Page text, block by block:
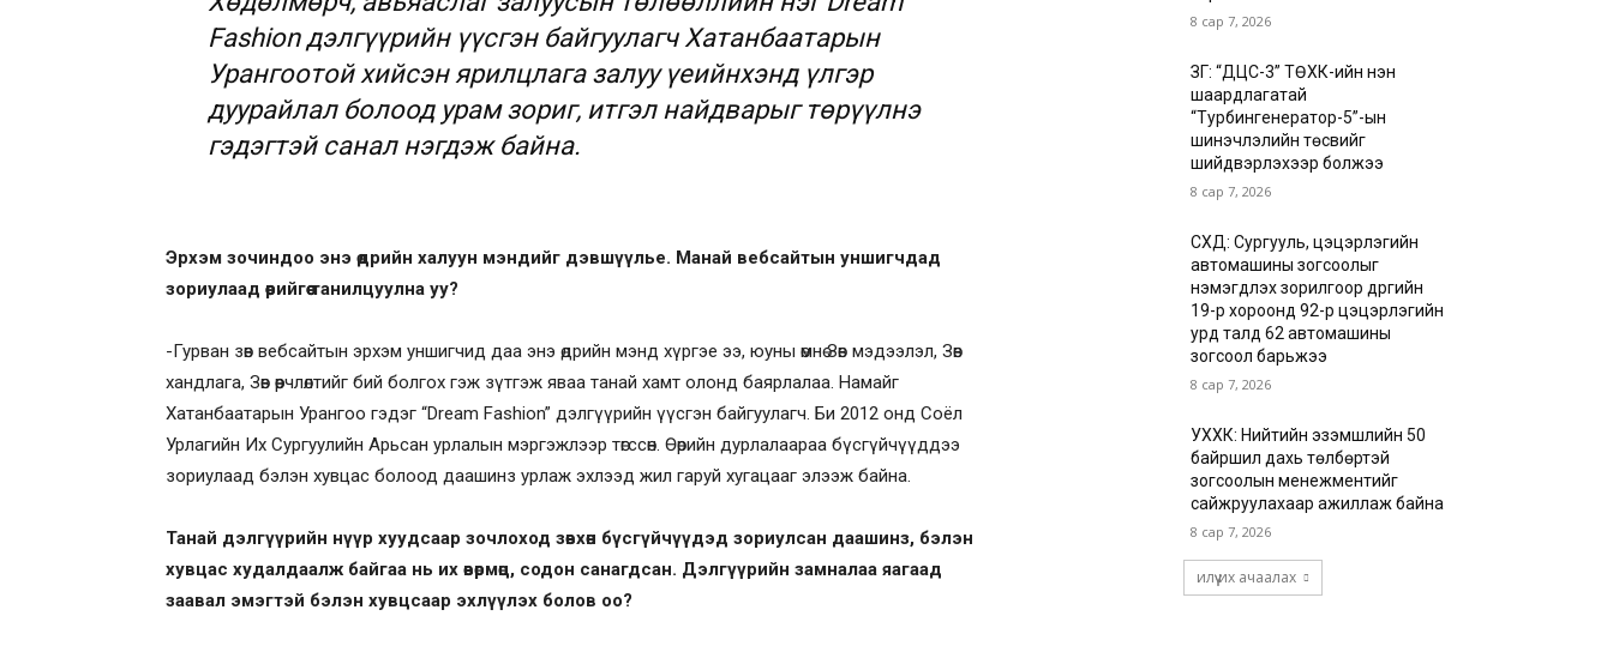
Fashion дэлгүүрийн үүсгэн байгуулагч Хатанбаатарын
Урангоотой хийсэн ярилцлага залуу үеийнхэнд үлгэр
дуурайлал болоод урам зориг, итгэл найдварыг төрүүлнэ
гэдэгтэй санал нэгдэж байна.
Эрхэм зочиндоо энэ өдрийн халуун мэндийг дэвшүүлье. Манай вебсайтын уншигчдад
зориулаад өөрийгөө танилцуулна уу?
-Гурван зөв вебсайтын эрхэм уншигчид даа энэ өдрийн мэнд хүргэе ээ, юуны өмнө Зөв мэдээлэл, Зөв
хандлага, Зөв өөрчлөлтийг бий болгох гэж зүтгэж яваа танай хамт олонд баярлалаа. Намайг
Хатанбаатарын Урангоо гэдэг “Dream Fashion” дэлгүүрийн үүсгэн байгуулагч. Би 2012 онд Соёл
Урлагийн Их Сургуулийн Арьсан урлалын мэргэжлээр төгссөн. Өөрийн дурлалаараа бүсгүйчүүддээ
зориулаад бэлэн хувцас болоод даашинз урлаж эхлээд жил гаруй хугацааг элээж байна.
Танай дэлгүүрийн нүүр хуудсаар зочлоход зөвхөн бүсгүйчүүдэд зориулсан даашинз, бэлэн
хувцас худалдаалж байгаа нь их өвөрмөц, содон санагдсан. Дэлгүүрийн замналаа яагаад
заавал эмэгтэй бэлэн хувцсаар эхлүүлэх болов оо?
8 сар 7, 2026
ЗГ: “ДЦС-3” ТӨХК-ийн нэн
шаардлагатай
“Турбингенератор-5”-ын
шинэчлэлийн төсвийг
шийдвэрлэхээр болжээ
8 сар 7, 2026
СХД: Сургууль, цэцэрлэгийн
автомашины зогсоолыг
нэмэгдүүлэх зорилгоор дүүргийн
19-р хороонд 92-р цэцэрлэгийн
урд талд 62 автомашины
зогсоол барьжээ
8 сар 7, 2026
УХХК: Нийтийн эзэмшлийн 50
байршил дахь төлбөртэй
зогсоолын менежментийг
сайжруулахаар ажиллаж байна
8 сар 7, 2026
илүү их ачаалах